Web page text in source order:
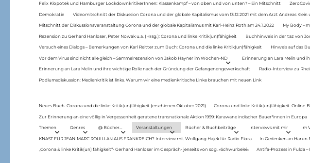
Felix Klopotek und Hamburger LockdownkritikerInnen: Klassenkampf – von oben und von unten? – Ein Mitschnitt
Demokratie Videomitschnitt der Diskussion Corona und der globale Kapitalismus vom 13.12.2021 mit dem Arzt Andreas
Mitschnitt der Diskussionsveranstaltung Corona und der globale Kapitalismus mit Karl-Heinz Roth am 24.1.2022 My Body –
Rezension zu Gerhard Hanloser, Peter Nowak u.a. (Hrsg.): Corona und linke Kritik(un)fähigkeit Buchhinweis in der taz von
Versuch eines Dialogs – Bemerkungen von Karl Reitter zum Buch: Corona und die linke Kritik(un)fähigkeit Hinweis auf das
Vor dem Virus sind nicht alle gleich – Sammelrezension von Jakob Hayner im Wochen-ND Erinnerung an Lara Melin und
Erinnerung an Lara Melin und ihre wichtige Rolle nach der Gründung der Gefangenengewerkschaft Radio-Interview zu
Podiumsdiskussion: Medienkritik ist links. Warum wir eine medienkritische Linke brauchen mit neuen Link
Neues Buch: Corona und die linke Kritik(un)fähigkeit (erschienen Oktober 2021) Corona und linke Kritik(un)fähigkeit. Online-
Zur Erinnerung an eine völlig in Vergessenheit geratene transnationale Aktion 1999: Karawane indischer Bauer*innen in Europa
Themen Genres @ Bücher… Veranstaltungen Bücher & Buchbeiträge Interviews mit mir Im
KNAST FÜR JEAN-MARC ROUILLAN AUS FRANKREICH? Interview mit Wolfgang Hajek für Radio Flora In Gedenken an Harun
„Corona & linke Kritik(un) fähigkeit“- Gerhard Hanloser im Gespräch- jenseits von sog. »Schwurbelei« Antifa-Prozess in Fulda